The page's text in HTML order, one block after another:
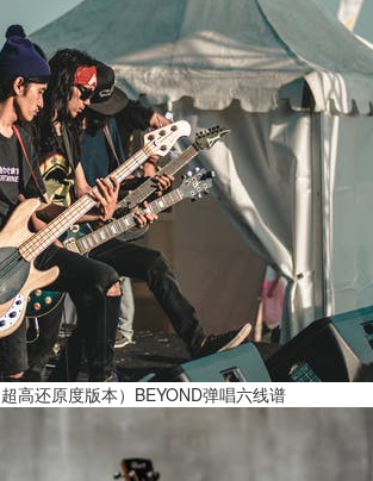
高还原度版本）BEYOND弹唱六线谱